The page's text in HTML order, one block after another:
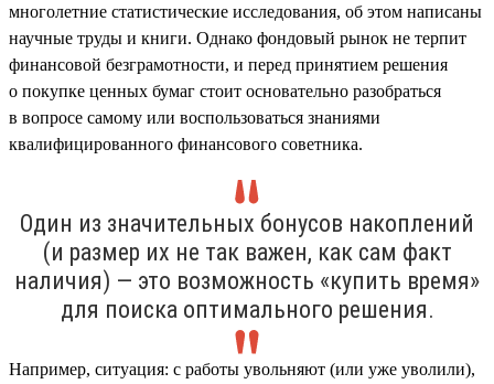
многолетние статистические исследования, об этом написаны
научные труды и книги. Однако фондовый рынок не терпит
финансовой безграмотности, и перед принятием решения
о покупке ценных бумаг стоит основательно разобраться
в вопросе самому или воспользоваться знаниями
квалифицированного финансового советника.
Один из значительных бонусов накоплений
(и размер их не так важен, как сам факт
наличия) — это возможность «купить время»
для поиска оптимального решения.
Например, ситуация: с работы увольняют (или уже уволили),